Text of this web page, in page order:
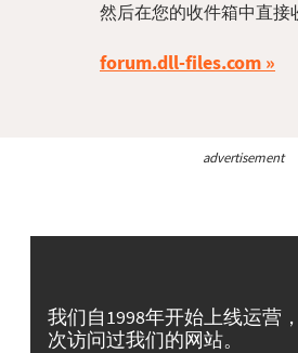
然后在您的收件箱中直接
forum.dll-files.com
advertisement
我们自1998年开始上线运营
次访问过我们的网站。